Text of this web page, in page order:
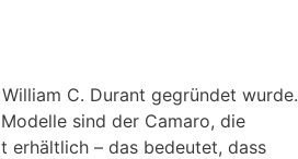
C. Durant gegründet wurde.
sind der Camaro, die
erhältlich – das bedeutet, dass